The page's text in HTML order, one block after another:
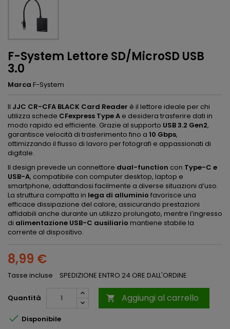
F-System Lettore SD/MicroSD USB
3.0
Marca F-System
Il JJC CR-CFA BLACK Card Reader è il lettore ideale per chi
utilizza schede CFexpress Type A e desidera trasferire dati in
modo rapido ed efficiente. Grazie al supporto USB 3.2 Gen2,
garantisce velocità di trasferimento fino a 10 Gbps,
ottimizzando il flusso di lavoro per fotografi e appassionati di
digitale.
Il design prevede un connettore dual-function con Type-C e
USB-A, compatibile con computer desktop, laptop e
smartphone, adattandosi facilmente a diverse situazioni d’uso.
La struttura compatta in lega di alluminio favorisce una
efficace dissipazione del calore, assicurando prestazioni
affidabili anche durante un utilizzo prolungato, mentre l’ingresso
di alimentazione USB-C ausiliario mantiene stabile la
corrente al dispositivo.
8,99 €
Tasse incluse SPEDIZIONE ENTRO 24 ORE DALL'ORDINE
Quantità  Aggiungi al carrello
 Disponibile